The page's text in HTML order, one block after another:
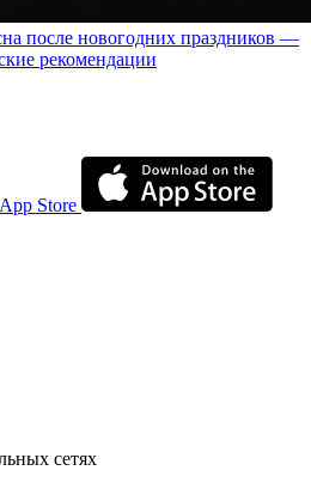
после новогодних праздников —
рекомендации
App Store
сетях